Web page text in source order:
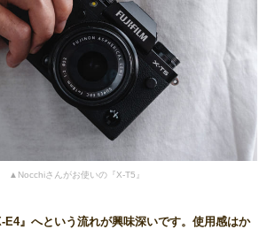
▲Nocchiさんがお使いの『X-T5』
』へという流れが興味深いです。使用感はか